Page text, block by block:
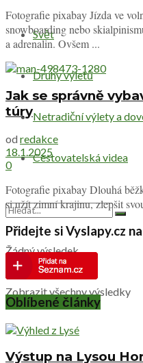
Svět
Druhy výletů
Netradiční výlety a
Cestovatelská videa
Žádný výsledek
Zobrazit všechny výsledky
Fotografie pixabay Jízda ve
snowboarding nebo
a adrenalin. Ovšem ...
Jak se správně
túry
od redakce
18.1.2025
0
Fotografie pixabay Dlouhá
si užít zimní krajinu, zlepšit
Přidejte si Vyslapy.cz
Oblíbené články
Výstup na Lysou